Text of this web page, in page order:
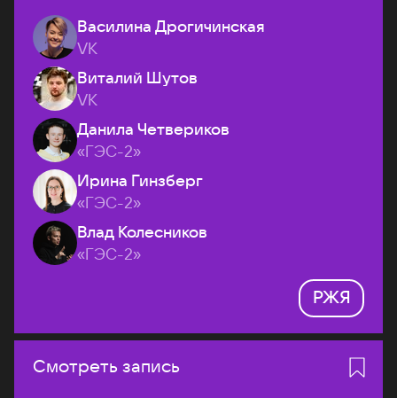
Василина Дрогичинская
VK
Виталий Шутов
VK
Данила Четвериков
«ГЭС-2»
Ирина Гинзберг
«ГЭС-2»
Влад Колесников
«ГЭС-2»
РЖЯ
Смотреть запись